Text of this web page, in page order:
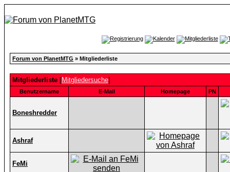
Forum von PlanetMTG » Mitgliederliste
Mitgliederliste [Mitgliedersuche]
Benutzername E-Mail Homepage PN
Boneshredder
Ashraf
FeMi